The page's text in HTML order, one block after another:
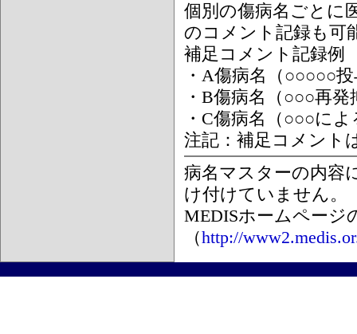
個別の傷病名ごとに
のコメント記録も可
補足コメント記録例
・A傷病名（○○○○○
・B傷病名（○○○再
・C傷病名（○○○に
注記：補足コメント
病名マスターの内容
け付けていません。
MEDISホームページ
（http://